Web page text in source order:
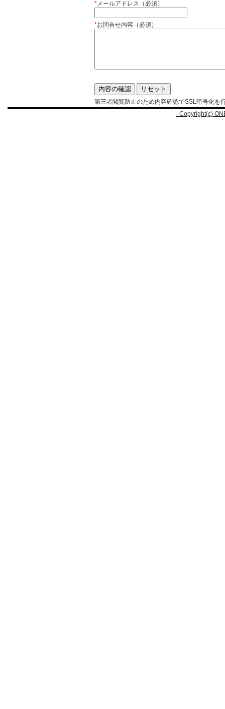
*メールアドレス（必須）
*お問合せ内容（必須）
第三者閲覧防止のため内容確認でSSL暗号化を
- Copyright(c)